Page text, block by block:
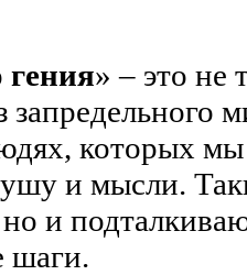
гения» – это не
запредельного
которых мы
и мысли.
и
шаги.